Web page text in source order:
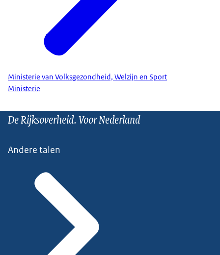
Ministerie van Volksgezondheid, Welzijn en Sport
Ministerie
De Rijksoverheid. Voor Nederland
Andere talen